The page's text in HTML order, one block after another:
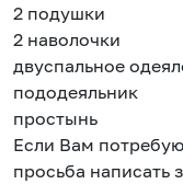
2 подушки
2 наволочки
двуспальное
пододеяльник
простынь
Если Вам
просьба написать